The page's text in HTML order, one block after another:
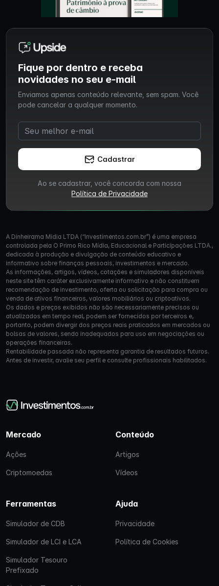
Fique por dentro e receba
novidades no seu e-mail
Enviamos apenas conteúdo relevante, sem spam. Você
pode cancelar a qualquer momento.
Cadastrar
Ao se cadastrar, você concorda com nossa
Política de Privacidade
A Dinheirama Mídia LTDA (“Investimentos.com.br”) é uma empresa
controlada pela O Primo Rico Mídia, Educacional e Participações LTDA.,
dedicada à produção e divulgação de conteúdo educativo e
informativo sobre finanças pessoais, investimentos e mercado.
As informações, artigos, vídeos, cotações e simuladores disponíveis
neste site têm caráter exclusivamente informativo e não constituem
recomendação de investimento, oferta ou solicitação para compra ou
venda de ativos financeiros, valores mobiliários ou criptoativos.
Os dados e preços exibidos não são necessariamente precisos ou
atualizados em tempo real, podem ser fornecidos por terceiros e,
portanto, podem divergir dos preços reais praticados em mercados ou
bolsas de valores, sendo inadequados para uso em negociações ou
operações financeiras.
Rentabilidade passada não representa garantia de resultados futuros.
Antes de investir, avalie seu perfil e consulte profissionais habilitados.
Mercado
Ações
Criptomoedas
Conteúdo
Artigos
Vídeos
Ferramentas
Simulador de CDB
Simulador de LCI e LCA
Simulador Tesouro
Prefixado
Ajuda
Privacidade
Política de Cookies